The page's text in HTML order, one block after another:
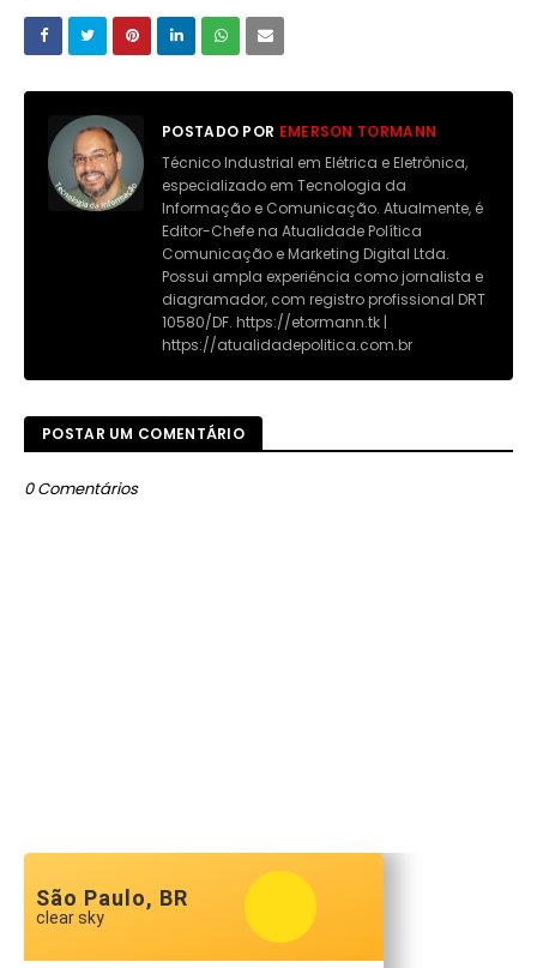
POSTADO POR EMERSON TORMANN
Técnico Industrial em Elétrica e Eletrônica,
especializado em Tecnologia da
Informação e Comunicação. Atualmente, é
Editor-Chefe na Atualidade Política
Comunicação e Marketing Digital Ltda.
Possui ampla experiência como jornalista e
diagramador, com registro profissional DRT
10580/DF. https://etormann.tk |
https://atualidadepolitica.com.br
POSTAR UM COMENTÁRIO
0 Comentários
São Paulo, BR
clear sky